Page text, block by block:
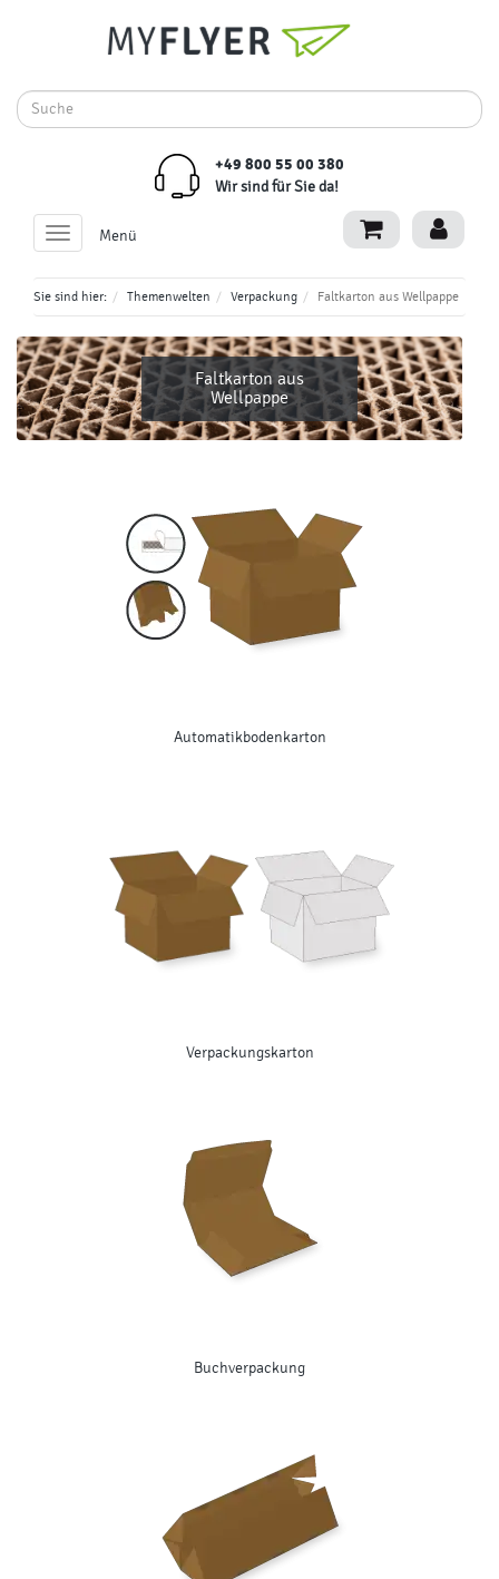
+49 800 55 00 380
Wir sind für Sie da!
Toggle
navigation
Menü
Sie sind hier: Themenwelten Verpackung Faltkarton aus Wellpappe
Faltkarton aus
Wellpappe
Automatikbodenkarton
Verpackungskarton
Buchverpackung